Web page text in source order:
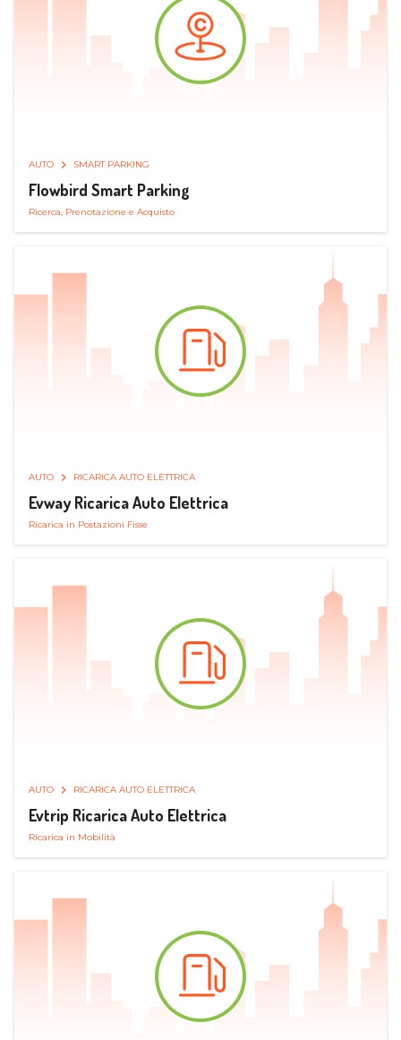
AUTO SMART PARKING
Flowbird Smart Parking
Ricerca, Prenotazione e Acquisto
AUTO RICARICA AUTO ELETTRICA
Evway Ricarica Auto Elettrica
Ricarica in Postazioni Fisse
AUTO RICARICA AUTO ELETTRICA
Evtrip Ricarica Auto Elettrica
Ricarica in Mobilità